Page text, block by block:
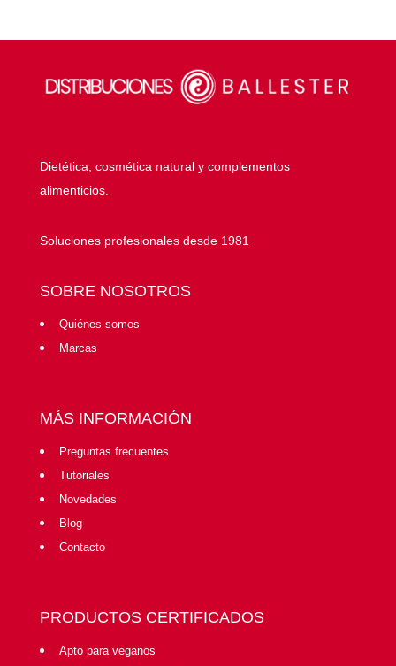
Dietética, cosmética natural y complementos
alimenticios.
Soluciones profesionales desde 1981
SOBRE NOSOTROS
Quiénes somos
Marcas
MÁS INFORMACIÓN
Preguntas frecuentes
Tutoriales
Novedades
Blog
Contacto
PRODUCTOS CERTIFICADOS
Apto para veganos